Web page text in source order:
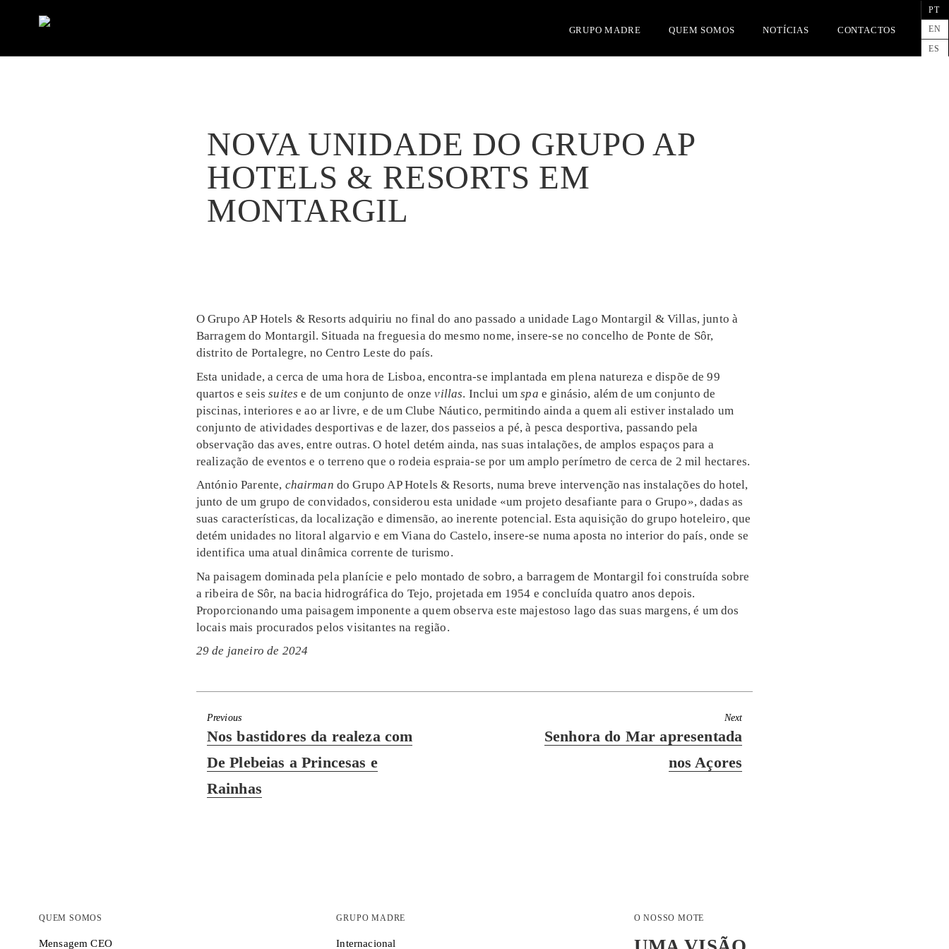
GRUPO MADRE QUEM SOMOS NOTÍCIAS CONTACTOS
NOVA UNIDADE DO GRUPO AP
HOTELS & RESORTS EM
MONTARGIL
O Grupo AP Hotels & Resorts adquiriu no final do ano passado a unidade Lago Montargil & Villas, junto à
Barragem do Montargil. Situada na freguesia do mesmo nome, insere-se no concelho de Ponte de Sôr,
distrito de Portalegre, no Centro Leste do país.
Esta unidade, a cerca de uma hora de Lisboa, encontra-se implantada em plena natureza e dispõe de 99
quartos e seissuites e de um conjunto de onzevillas. Inclui umspa e ginásio, além de um conjunto de
piscinas, interiores e ao ar livre, e de um Clube Náutico, permitindo ainda a quem ali estiver instalado um
conjunto de atividades desportivas e de lazer, dos passeios a pé, à pesca desportiva, passando pela
observação das aves, entre outras. O hotel detém ainda, nas suas intalações, de amplos espaços para a
realização de eventos e o terreno que o rodeia espraia-se por um amplo perímetro de cerca de 2 mil hectares.
António Parente, chairman do Grupo AP Hotels & Resorts, numa breve intervenção nas instalações do hotel,
junto de um grupo de convidados, considerou esta unidade «um projeto desafiante para o Grupo», dadas as
suas características, da localização e dimensão, ao inerente potencial. Esta aquisição do grupo hoteleiro, que
detém unidades no litoral algarvio e em Viana do Castelo, insere-se numa aposta no interior do país, onde se
identifica uma atual dinâmica corrente de turismo.
Na paisagem dominada pela planície e pelo montado de sobro, a barragem de Montargil foi construída sobre
a ribeira de Sôr, na bacia hidrográfica do Tejo, projetada em 1954 e concluída quatro anos depois.
Proporcionando uma paisagem imponente a quem observa este majestoso lago das suas margens, é um dos
locais mais procurados pelos visitantes na região.
29 de janeiro de 2024
Previous
Previous
Nos bastidores da realeza com
De Plebeias a Princesas e
Rainhas
Next
Next
Senhora do Mar apresentada
nos Açores
QUEM SOMOS
Mensagem CEO
GRUPO MADRE
Internacional
O NOSSO MOTE
PT
EN
ES